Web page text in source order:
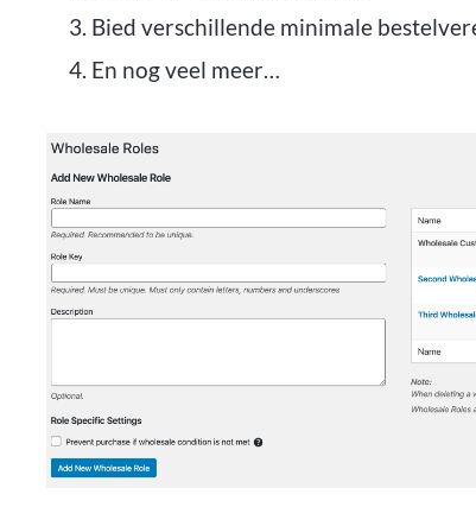
Bied verschillende minimale
En nog veel meer…